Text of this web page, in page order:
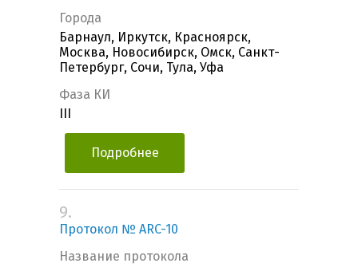
Города
Барнаул, Иркутск, Красноярск,
Москва, Новосибирск, Омск, Санкт-
Петербург, Сочи, Тула, Уфа
Фаза КИ
Подробнее
9.
Протокол № ARC-10
Название протокола